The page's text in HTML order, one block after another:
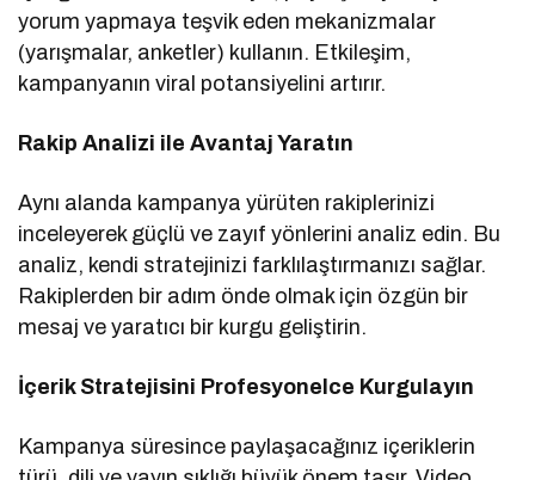
yorum yapmaya teşvik eden mekanizmalar
(yarışmalar, anketler) kullanın. Etkileşim,
kampanyanın viral potansiyelini artırır.
Rakip Analizi ile Avantaj Yaratın
Aynı alanda kampanya yürüten rakiplerinizi
inceleyerek güçlü ve zayıf yönlerini analiz edin. Bu
analiz, kendi stratejinizi farklılaştırmanızı sağlar.
Rakiplerden bir adım önde olmak için özgün bir
mesaj ve yaratıcı bir kurgu geliştirin.
İçerik Stratejisini Profesyonelce Kurgulayın
Kampanya süresince paylaşacağınız içeriklerin